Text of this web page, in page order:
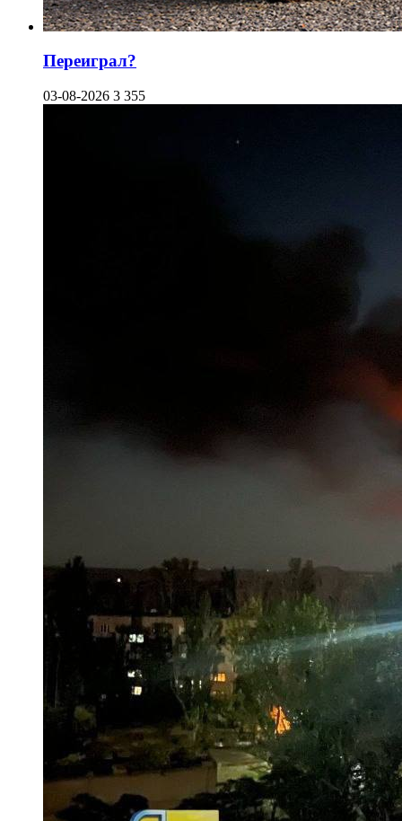
Переиграл?
03-08-2026 3 355